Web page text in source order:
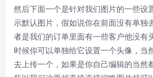
然后下面一个是针对我们图片的一些设
示默认图片，假如说你在前面没有单独
者是我们的订单里面有一些客户他没有
时候你可以单独给它设置一个头像，当
去上传一个，如果是你自己编辑的当然